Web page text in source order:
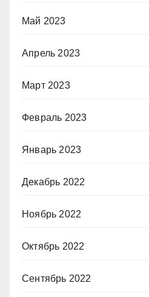
Май 2023
Апрель 2023
Март 2023
Февраль 2023
Январь 2023
Декабрь 2022
Ноябрь 2022
Октябрь 2022
Сентябрь 2022